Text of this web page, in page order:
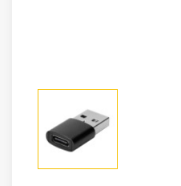
Sécurité
Mobilités
Loisirs